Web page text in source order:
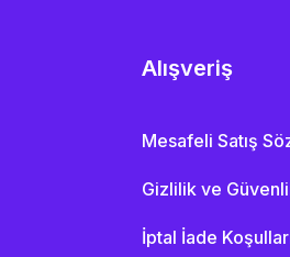
Alışveriş
Mesafeli Satış
Gizlilik ve
İptal İade